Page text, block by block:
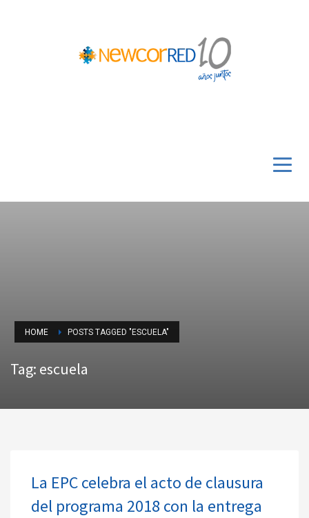
HOME POSTS TAGGED "ESCUELA"
Tag: escuela
La EPC celebra el acto de clausura
del programa 2018 con la entrega